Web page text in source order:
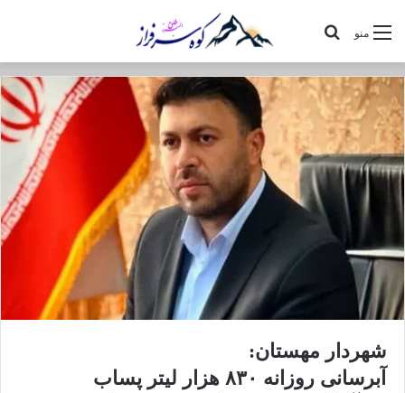
منو
شهردار مهستان:
آبرسانی روزانه ۸۳۰ هزار لیتر پساب